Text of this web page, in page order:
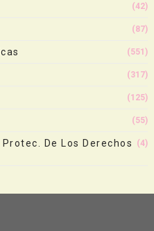
(42)
(87)
(551)
(317)
(125)
(55)
De Los Derechos
(4)